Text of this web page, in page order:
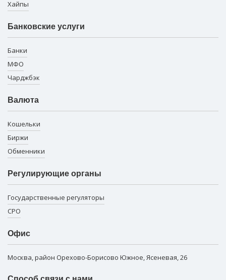
Хайпы
Банковские услуги
Банки
МФО
Чарджбэк
Валюта
Кошельки
Биржи
Обменники
Регулирующие органы
Государственные регуляторы
СРО
Офис
Москва, район Орехово-Борисово Южное, Ясеневая, 26